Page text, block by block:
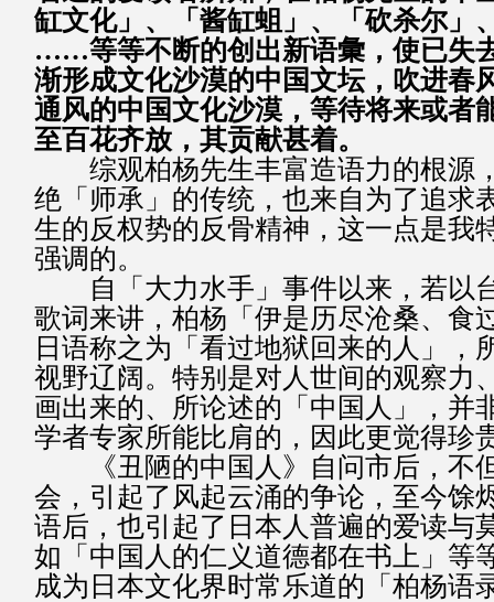
缸文化」、「酱缸蛆」、「砍杀尔」
……等等不断的创出新语彙，使已失
渐形成文化沙漠的中国文坛，吹进春
通风的中国文化沙漠，等待将来或者
至百花齐放，其贡献甚着。
综观柏杨先生丰富造语力的根源
绝「师承」的传统，也来自为了追求
生的反权势的反骨精神，这一点是我
强调的。
自「大力水手」事件以来，若以
歌词来讲，柏杨「伊是历尽沧桑、食
日语称之为「看过地狱回来的人」，
视野辽阔。特别是对人世间的观察力
画出来的、所论述的「中国人」，并
学者专家所能比肩的，因此更觉得珍
《丑陋的中国人》自问市后，不
会，引起了风起云涌的争论，至今馀
语后，也引起了日本人普遍的爱读与
如「中国人的仁义道德都在书上」等
成为日本文化界时常乐道的「柏杨语